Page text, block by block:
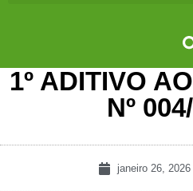
1º ADITIVO
Nº
janeiro 26, 2026